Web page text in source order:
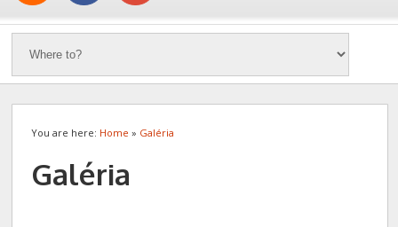
You are here: Home » Galéria
Galéria